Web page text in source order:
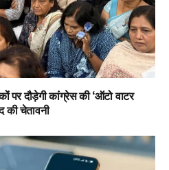
दौड़ेगी कांग्रेस की ‘ऑटो वाटर
की चेतावनी